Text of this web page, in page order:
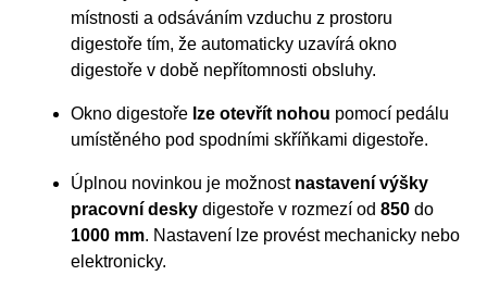
místnosti a odsáváním vzduchu z prostoru
digestoře tím, že automaticky uzavírá okno
digestoře v době nepřítomnosti obsluhy.
Okno digestoře lze otevřít nohou pomocí pedálu
umístěného pod spodními skříňkami digestoře.
Úplnou novinkou je možnost nastavení výšky
pracovní desky digestoře v rozmezí od 850 do
1000 mm. Nastavení lze provést mechanicky nebo
elektronicky.